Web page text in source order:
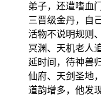
弟子，还遭嗜血
三晋级金丹，自
活物不说明规则
冥渊、天机老人
延时间，待神兽
仙府、天剑圣地
道韵增多，他发